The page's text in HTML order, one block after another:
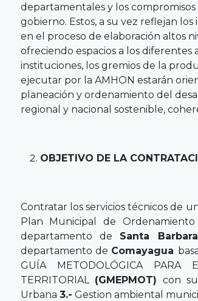
departamentales y los
gobierno. Estos, a su vez reflejan
en el proceso de elaboración altos
ofreciendo espacios a los diferentes
instituciones, los gremios de la
ejecutar por la AMHON estarán
planeación y ordenamiento del
regional y nacional sostenible,
OBJETIVO DE LA
Contratar los servicios técnicos de
Plan Municipal de
departamento de Santa
departamento de Comayagua
GUÍA METODOLÓGICA PARA
TERRITORIAL (GMEPMOT) con
Urbana 3.- Gestion ambiental